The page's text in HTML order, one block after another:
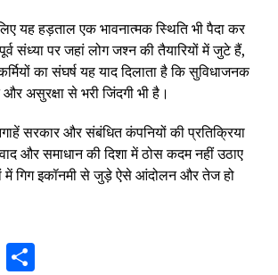
यह हड़ताल एक भावनात्मक स्थिति भी पैदा कर
संध्या पर जहां लोग जश्न की तैयारियों में जुटे हैं,
का संघर्ष यह याद दिलाता है कि सुविधाजनक
असुरक्षा से भरी जिंदगी भी है।
सरकार और संबंधित कंपनियों की प्रतिक्रिया
और समाधान की दिशा में ठोस कदम नहीं उठाए
में गिग इकॉनमी से जुड़े ऐसे आंदोलन और तेज हो
Share